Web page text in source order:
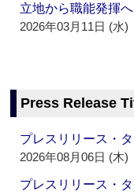
立地から職能発揮へ
2026年03月11日 (水)
Press Release
プレスリリース・
2026年08月06日 (木)
プレスリリース・